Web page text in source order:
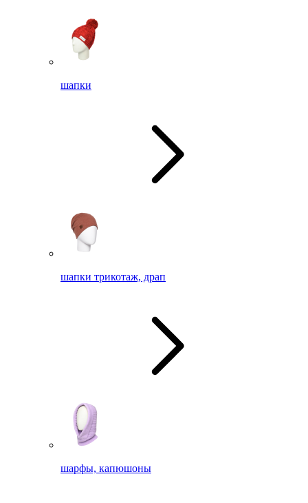
шапки
шапки трикотаж, драп
шарфы, капюшоны